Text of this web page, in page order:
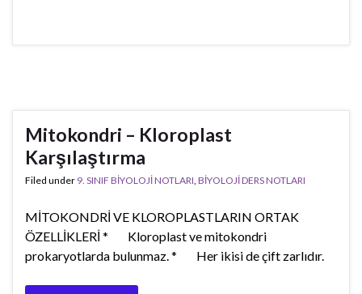
Mitokondri – Kloroplast
Karşılaştırma
Filed under 9. SINIF BİYOLOJİ NOTLARI BİYOLOJİ DERS NOTLARI
MİTOKONDRİ VE KLOROPLASTLARIN ORTAK
ÖZELLİKLERİ * Kloroplast ve mitokondri
prokaryotlarda bulunmaz. * Her ikisi de çift zarlıdır.